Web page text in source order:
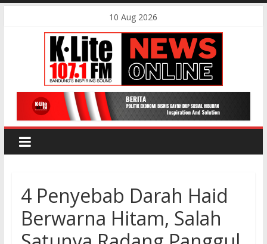
10 Aug 2026
K-
Lite
Bandung
Online
4 Penyebab Darah Haid
Berwarna Hitam, Salah